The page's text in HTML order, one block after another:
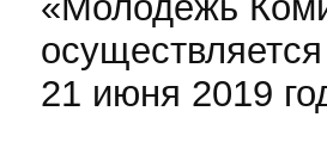
21 июня 2019